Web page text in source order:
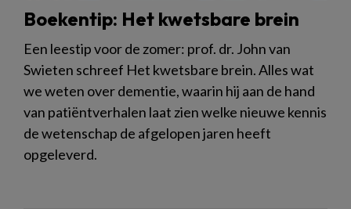
Boekentip: Het kwetsbare brein
Een leestip voor de zomer: prof. dr. John van
Swieten schreef Het kwetsbare brein. Alles wat
we weten over dementie, waarin hij aan de hand
van patiëntverhalen laat zien welke nieuwe kennis
de wetenschap de afgelopen jaren heeft
opgeleverd.